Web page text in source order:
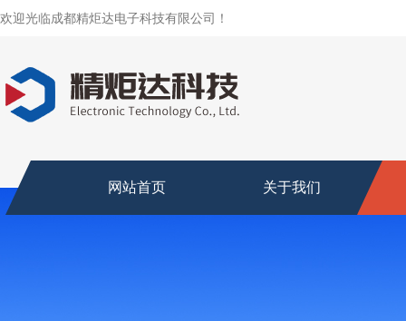
欢迎光临成都精炬达电子科技有限公司！
网站首页 关于我们